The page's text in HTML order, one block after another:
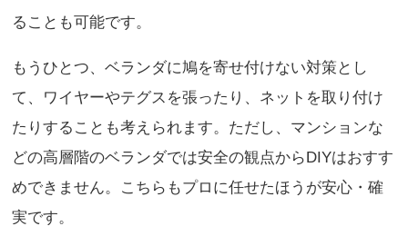
ることも可能です。
もうひとつ、ベランダに鳩を寄せ付けない対策とし
て、ワイヤーやテグスを張ったり、ネットを取り付け
たりすることも考えられます。ただし、マンションな
どの高層階のベランダでは安全の観点からDIYはおすす
めできません。こちらもプロに任せたほうが安心・確
実です。